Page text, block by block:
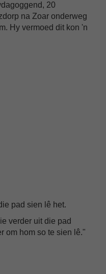
20
na Zoar onderweg
Hy vermoed dit kon 'n
pad sien lê het.
verder uit die pad
om hom so te sien lê."